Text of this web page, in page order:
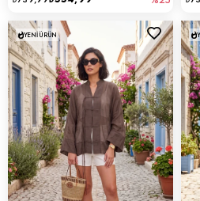
YENI ÜRÜN